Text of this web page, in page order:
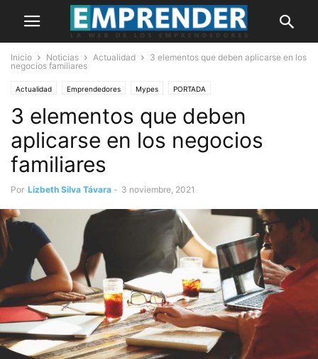
Inicio Noticias Actualidad
3 elementos que deben aplicarse en los
negocios familiares
Actualidad Emprendedores Mypes PORTADA
3 elementos que deben
aplicarse en los negocios
familiares
Por Lizbeth Silva Távara - 3 noviembre, 2021